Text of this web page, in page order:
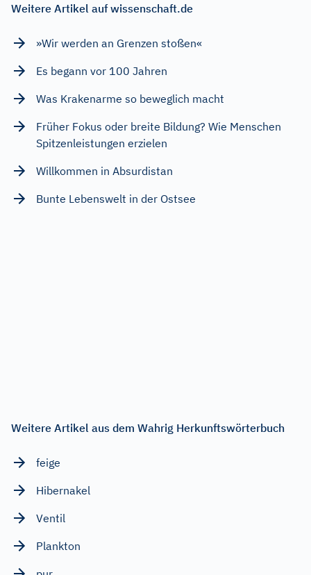
Weitere Artikel auf wissenschaft.de
»Wir werden an Grenzen stoßen«
Es begann vor 100 Jahren
Was Krakenarme so beweglich macht
Früher Fokus oder breite Bildung? Wie Menschen
Spitzenleistungen erzielen
Willkommen in Absurdistan
Bunte Lebenswelt in der Ostsee
Weitere Artikel aus dem Wahrig Herkunftswörterbuch
feige
Hibernakel
Ventil
Plankton